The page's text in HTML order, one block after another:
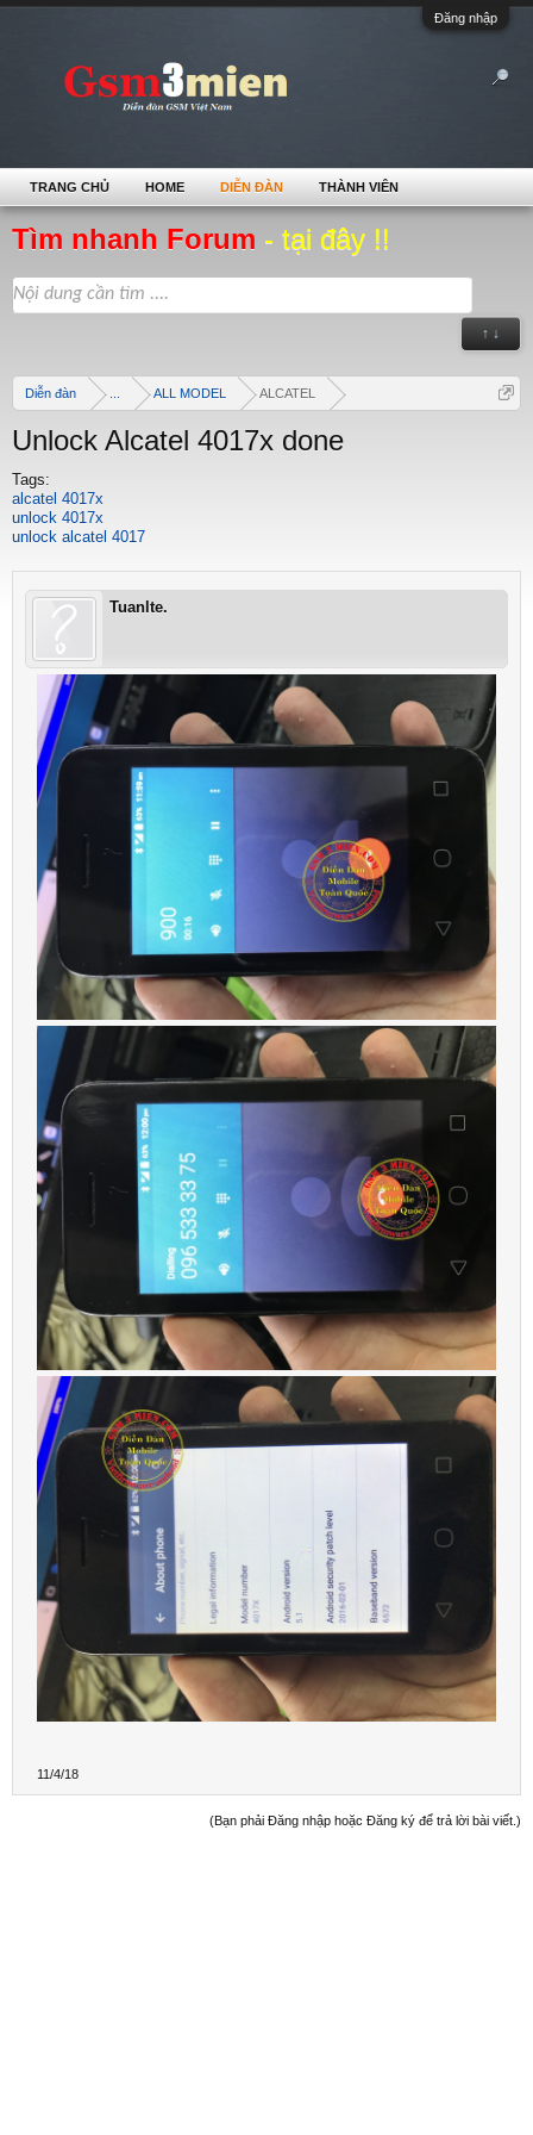
Đăng nhập
Tìm nhanh Forum - tại đây !!
↑ ↓
Diễn đàn ALL MODEL ALCATEL
Unlock Alcatel 4017x done
Tags:
alcatel 4017x
unlock 4017x
unlock alcatel 4017
Tuanlte.
11/4/18
(Bạn phải Đăng nhập hoặc Đăng ký để trả lời bài viết.)
TRANG CHỦ HOME DIỄN ĐÀN THÀNH VIÊN